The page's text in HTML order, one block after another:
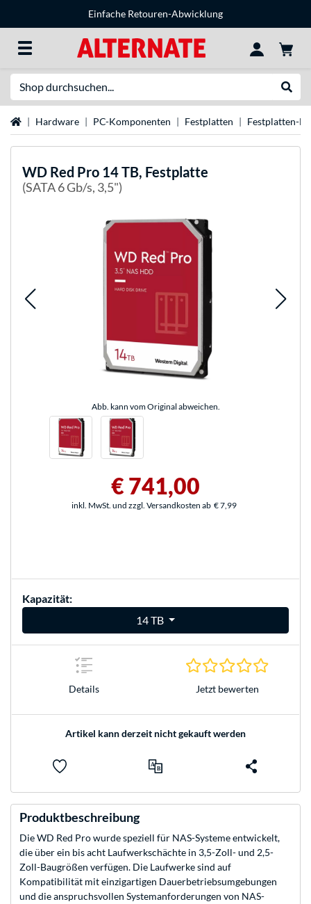
Einfache Retouren-Abwicklung
StartseiteHardware PC-Komponenten Festplatten Festplatten-
WD Red Pro 14 TB, Festplatte
(SATA 6 Gb/s, 3,5")
Abb. kann vom Original abweichen.
€ 741,00
inkl. MwSt. und zzgl. Versandkosten ab € 7,99
Kapazität:
14 TB
Details Jetzt bewerten
Artikel kann derzeit nicht gekauft werden
Produktbeschreibung
Die WD Red Pro wurde speziell für NAS-Systeme entwickelt,
die über ein bis acht Laufwerkschächte in 3,5-Zoll- und 2,5-
Zoll-Baugrößen verfügen. Die Laufwerke sind auf
Kompatibilität mit einzigartigen Dauerbetriebsumgebungen
und die anspruchsvollen Systemanforderungen von NAS-